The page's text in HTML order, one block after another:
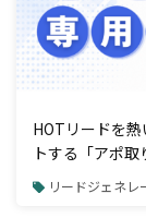
HOTリードを
トする「アポ
リードジェネレ